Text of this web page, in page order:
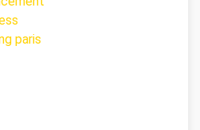
paris